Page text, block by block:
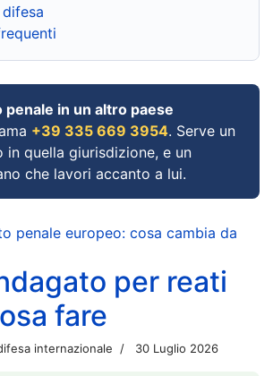
penale in un altro paese
+39 335 669 3954. Serve un
in quella giurisdizione, e un
che lavori accanto a lui.
penale europeo: cosa cambia da
per reati
fare
internazionale 30 Luglio 2026